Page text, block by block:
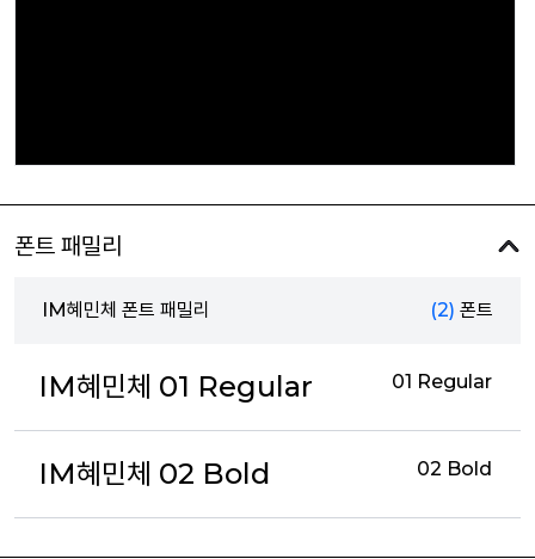
폰트 패밀리
IM혜민체 폰트 패밀리 (2) 폰트
IM혜민체 01 Regular 01 Regular
IM혜민체 02 Bold 02 Bold